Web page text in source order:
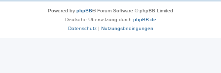
Powered by phpBB® Forum Software © phpBB Limited
Deutsche Übersetzung durch phpBB.de
Datenschutz| Nutzungsbedingungen